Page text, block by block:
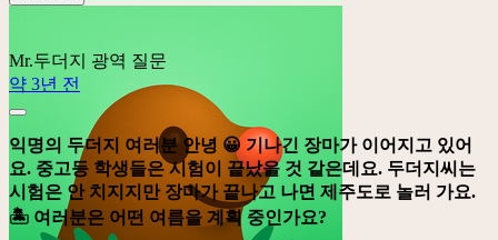
Mr.두더지
광역 질문
약 3년 전
익명의 두더지 여러분 안녕 😀 기나긴 장마가 이어지고 있어
요. 중고등 학생들은 시험이 끝났을 것 같은데요. 두더지씨는
시험은 안 치지지만 장마가 끝나고 나면 제주도로 놀러 가요.
🏝️️ 여러분은 어떤 여름을 계획 중인가요?